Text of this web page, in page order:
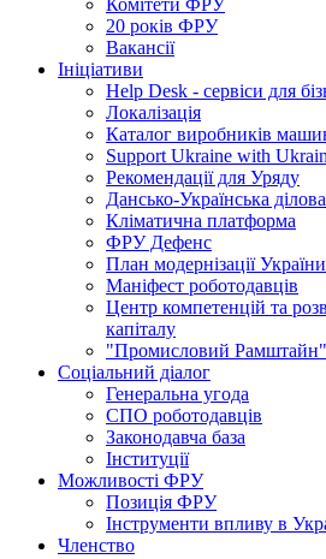
Комітети ФРУ
20 років ФРУ
Вакансії
Ініціативи
Help Desk - сервіси для
Локалізація
Каталог виробників
Support Ukraine with
Рекомендації для Уряду
Дансько-Українська
Кліматична платформа
ФРУ Дефенс
План модернізації України
Маніфест роботодавців
Центр компетенцій та
капіталу
"Промисловий Рамштайн"
Соціальний діалог
Генеральна угода
СПО роботодавців
Законодавча база
Інституції
Можливості ФРУ
Позиція ФРУ
Інструменти впливу в
Членство